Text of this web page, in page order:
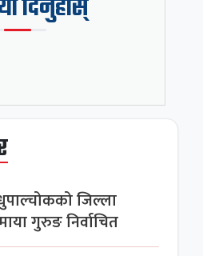
दिनुहोस्
जिल्ला
गुरुङ निर्वाचित